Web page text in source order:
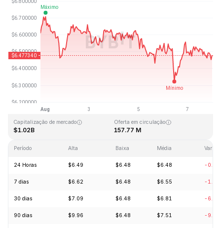
Última atualização: 2026-08-07, 23:49 GMT+0
Máxima histórica
$0.615038
Capitalização de mercado
$1.02B
Oferta em circulação
157.77 M
Período Alta Baixa Média
24 Horas $6.49 $6.48 $6.48 -
7 dias $6.62 $6.48 $6.55 -
30 dias $7.09 $6.48 $6.81 -
90 dias $9.96 $6.48 $7.51 -